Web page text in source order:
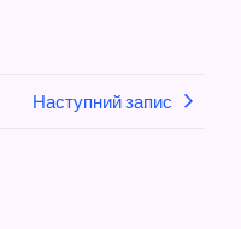
Наступний запис